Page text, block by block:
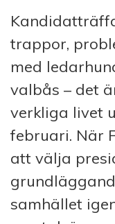
trappor,
med
valbås – det
verkliga livet
februari. När
att välja
samhället